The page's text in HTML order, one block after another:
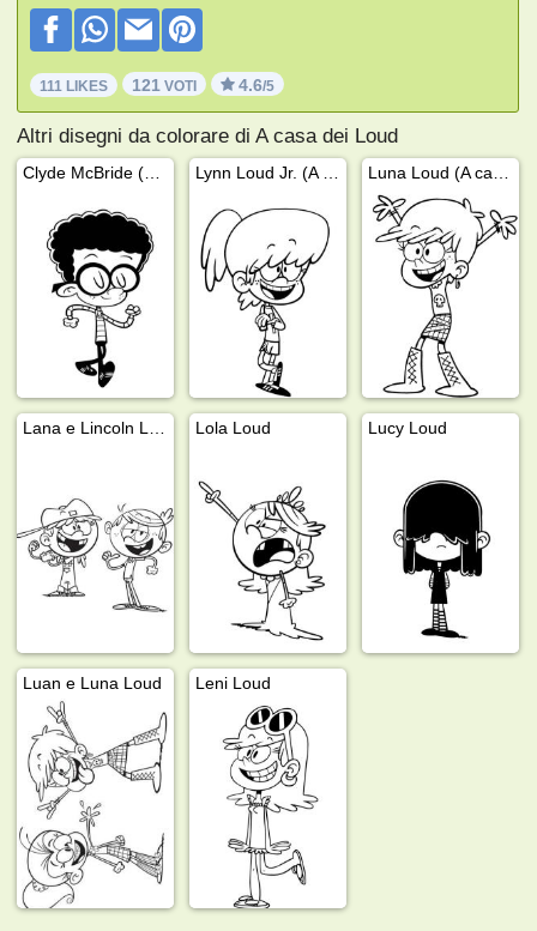
111 LIKES 121 VOTI 4.6/5
Altri disegni da colorare di A casa dei Loud
Lola Loud Lucy Loud
Luan e Luna Loud Leni Loud